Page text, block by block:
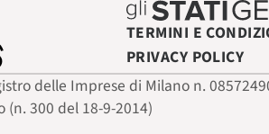
TERMINI E
PRIVACY POLICY
delle Imprese di Milano n.
300 del 18-9-2014)